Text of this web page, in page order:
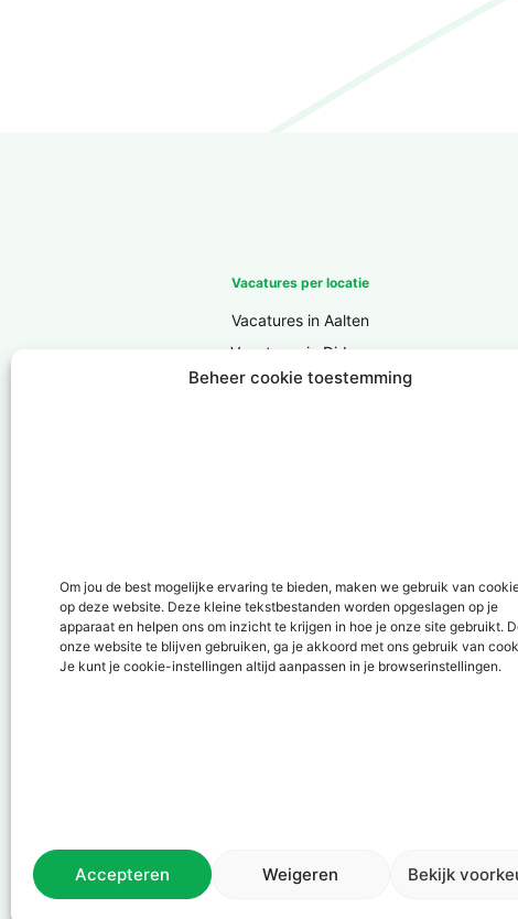
Beheer cookie toestemming
Om jou de best mogelijke ervaring te bieden, maken we gebruik van
op deze website. Deze kleine tekstbestanden worden opgeslagen op je
apparaat en helpen ons om inzicht te krijgen in hoe je onze site gebruikt.
onze website te blijven gebruiken, ga je akkoord met ons gebruik van
Je kunt je cookie-instellingen altijd aanpassen in je browserinstellingen.
Accepteren Weigeren Bekijk
Vacatures per locatie
Vacatures in Aalten
Vacatures in Didam
Vacatures in Doesburg
Vacatures in Varsseveld
Vacatures in Winterswijk
Vacatures in Zelhem